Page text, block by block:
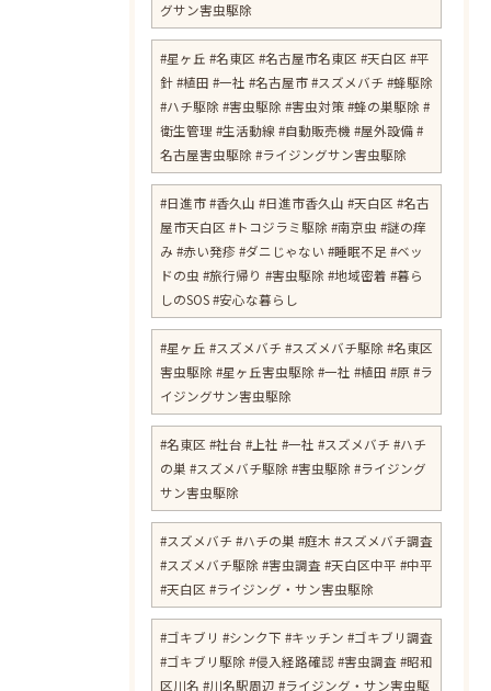
グサン害虫駆除
#星ヶ丘 #名東区 #名古屋市名東区 #天白区 #平
針 #植田 #一社 #名古屋市 #スズメバチ #蜂駆除
#ハチ駆除 #害虫駆除 #害虫対策 #蜂の巣駆除 #
衛生管理 #生活動線 #自動販売機 #屋外設備 #
名古屋害虫駆除 #ライジングサン害虫駆除
​#日進市 #香久山 #日進市香久山 #天白区 #名古
屋市天白区 #トコジラミ駆除 #南京虫 #謎の痒
み #赤い発疹 #ダニじゃない #睡眠不足 #ベッ
ドの虫 #旅行帰り #害虫駆除 #地域密着 #暮ら
しのSOS #安心な暮らし
#星ヶ丘 #スズメバチ #スズメバチ駆除 #名東区
害虫駆除 #星ヶ丘害虫駆除 #一社 #植田 #原 #ラ
イジングサン害虫駆除
#名東区 #社台 #上社 #一社 #スズメバチ #ハチ
の巣 #スズメバチ駆除 #害虫駆除 #ライジング
サン害虫駆除
#スズメバチ #ハチの巣 #庭木 #スズメバチ調査
#スズメバチ駆除 #害虫調査 #天白区中平 #中平
#天白区 #ライジング・サン害虫駆除
#ゴキブリ #シンク下 #キッチン #ゴキブリ調査
#ゴキブリ駆除 #侵入経路確認 #害虫調査 #昭和
区川名 #川名駅周辺 #ライジング・サン害虫駆